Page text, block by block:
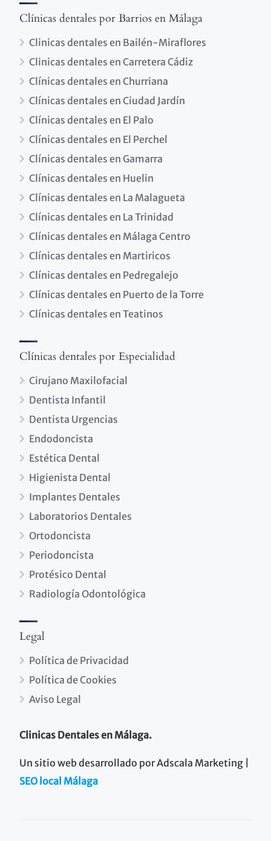
Clínicas dentales por Barrios en Málaga
Clinicas dentales en Bailén-Miraflores
Clinicas dentales en Carretera Cádiz
Clínicas dentales en Churriana
Clínicas dentales en Ciudad Jardín
Clínicas dentales en El Palo
Clínicas dentales en El Perchel
Clínicas dentales en Gamarra
Clínicas dentales en Huelin
Clínicas dentales en La Malagueta
Clínicas dentales en La Trinidad
Clínicas dentales en Málaga Centro
Clínicas dentales en Martiricos
Clínicas dentales en Pedregalejo
Clínicas dentales en Puerto de la Torre
Clínicas dentales en Teatinos
Clínicas dentales por Especialidad
Cirujano Maxilofacial
Dentista Infantil
Dentista Urgencias
Endodoncista
Estética Dental
Higienista Dental
Implantes Dentales
Laboratorios Dentales
Ortodoncista
Periodoncista
Protésico Dental
Radiología Odontológica
Legal
Política de Privacidad
Política de Cookies
Aviso Legal
Clinicas Dentales en Málaga.
Un sitio web desarrollado por Adscala Marketing |
SEO local Málaga